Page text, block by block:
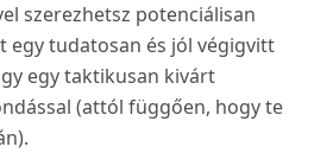
szerezhetsz potenciálisan
tudatosan és jól végigvitt
egy taktikusan kivárt
(attól függően, hogy te